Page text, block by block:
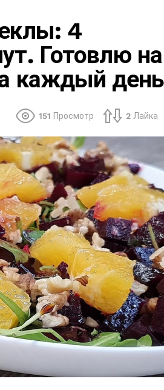
4
Готовлю на
каждый день
151 Просмотр 2 Лайка